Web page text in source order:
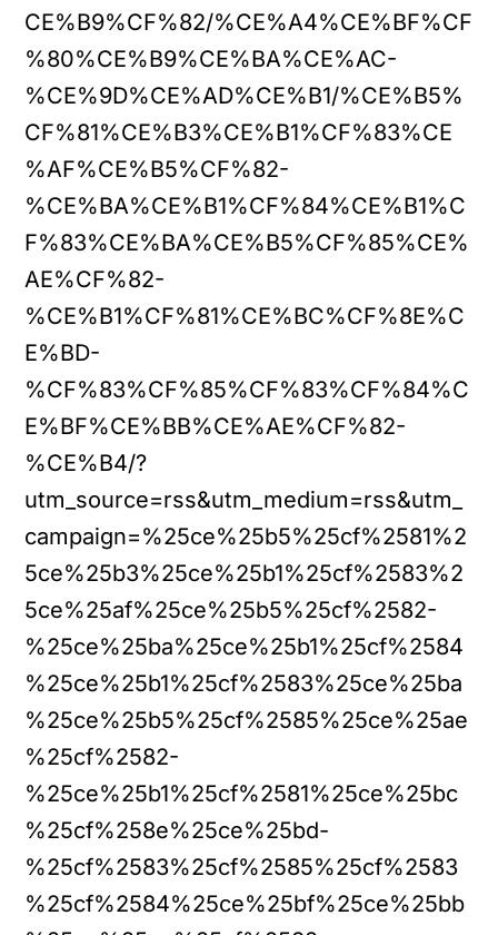
CE%B9%CF%82/%CE%A4%CE%BF%CF
%80%CE%B9%CE%BA%CE%AC-
%CE%9D%CE%AD%CE%B1/%CE%B5%
CF%81%CE%B3%CE%B1%CF%83%CE
%AF%CE%B5%CF%82-
%CE%BA%CE%B1%CF%84%CE%B1%C
F%83%CE%BA%CE%B5%CF%85%CE%
AE%CF%82-
%CE%B1%CF%81%CE%BC%CF%8E%C
E%BD-
%CF%83%CF%85%CF%83%CF%84%C
E%BF%CE%BB%CE%AE%CF%82-
%CE%B4/?
utm_source=rss&utm_medium=rss&utm_
campaign=%25ce%25b5%25cf%2581%2
5ce%25b3%25ce%25b1%25cf%2583%2
5ce%25af%25ce%25b5%25cf%2582-
%25ce%25ba%25ce%25b1%25cf%2584
%25ce%25b1%25cf%2583%25ce%25ba
%25ce%25b5%25cf%2585%25ce%25ae
%25cf%2582-
%25ce%25b1%25cf%2581%25ce%25bc
%25cf%258e%25ce%25bd-
%25cf%2583%25cf%2585%25cf%2583
%25cf%2584%25ce%25bf%25ce%25bb